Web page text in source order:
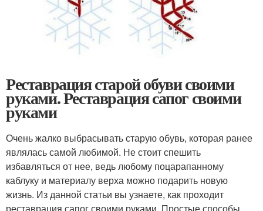
Реставрация старой обуви своими
руками. Реставрация сапог своими
руками
Очень жалко выбрасывать старую обувь, которая ранее
являлась самой любимой. Не стоит спешить
избавляться от нее, ведь любому поцарапанному
каблуку и материалу верха можно подарить новую
жизнь. Из данной статьи вы узнаете, как проходит